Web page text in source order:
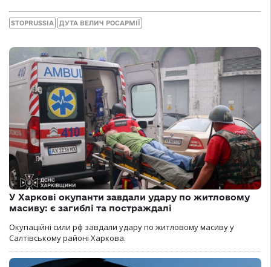
STOPRUSSIA ДУТА ВЕЛИЧ РОСАРМІЇ
У Харкові окупанти завдали удару по житловому
масиву: є загиблі та постраждалі
Окупаційні сили рф завдали удару по житловому масиву у
Салтівському районі Харкова.